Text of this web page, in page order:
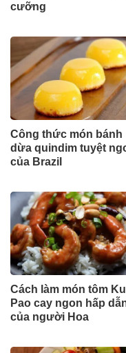
cưỡng
Công thức món bánh
dừa quindim tuyệt
của Brazil
Cách làm món tôm
Pao cay ngon hấp
của người Hoa